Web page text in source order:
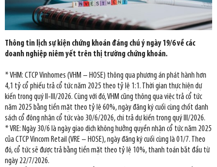
Thông tin lịch sự kiện chứng khoán đáng chú ý ngày 19/6 về các
doanh nghiệp niêm yết trên thị trường chứng khoán.
* VHM: CTCP Vinhomes (VHM – HOSE) thông qua phương án phát hành hơn
4,1 tỷ cổ phiếu trả cổ tức năm 2025 theo tỷ lệ 1:1. Thời gian thực hiện dự
kiến trong quý II-III/2026. Cùng với đó, VHM cũng thông qua việc trả cổ tức
năm 2025 bằng tiền mặt theo tỷ lệ 60%, ngày đăng ký cuối cùng chốt danh
sách cổ đông nhận cổ tức vào 30/6/2026, chi trả dự kiến trong quý III/2026.
* VRE: Ngày 30/6 là ngày giao dịch không hưởng quyền nhận cổ tức năm 2025
của CTCP Vincom Retail (VRE – HOSE), ngày đăng ký cuối cùng là 01/7. Theo
đó, cổ tức sẽ được trả bằng tiền mặt theo tỷ lệ 10%, thanh toán bắt đầu từ
ngày 22/7/2026.